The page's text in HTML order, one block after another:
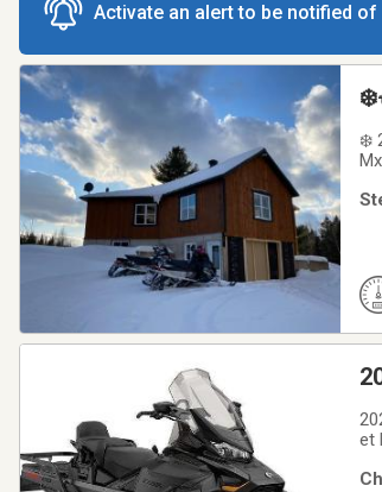
Activate an alert to be notified of
❄️
et